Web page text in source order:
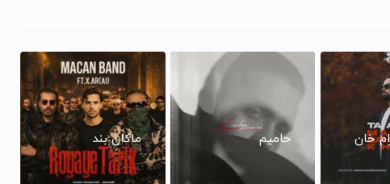
خان حامیم ماکان بند